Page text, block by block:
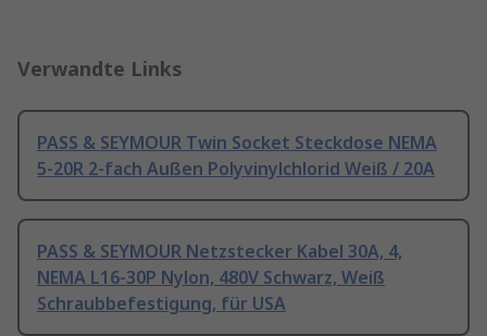
Verwandte Links
PASS & SEYMOUR Twin Socket Steckdose NEMA
5-20R 2-fach Außen Polyvinylchlorid Weiß / 20A
PASS & SEYMOUR Netzstecker Kabel 30A, 4,
NEMA L16-30P Nylon, 480V Schwarz, Weiß
Schraubbefestigung, für USA